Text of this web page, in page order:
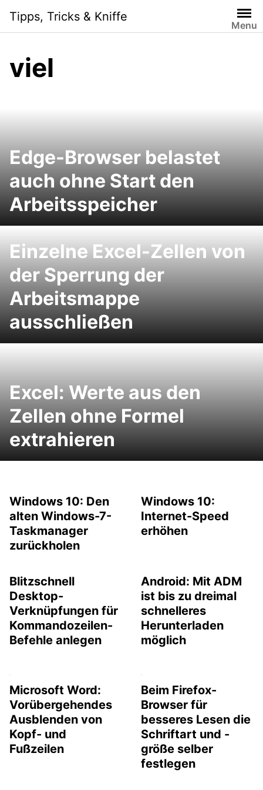
content
Tipps, Tricks & Kniffe
Menu
viel
Edge-Browser belastet
auch ohne Start den
Arbeitsspeicher
Einzelne Excel-Zellen von
der Sperrung der
Arbeitsmappe
ausschließen
Excel: Werte aus den
Zellen ohne Formel
extrahieren
Windows 10: Den
alten Windows-7-
Taskmanager
zurückholen
Windows 10:
Internet-Speed
erhöhen
Blitzschnell
Desktop-
Verknüpfungen für
Kommandozeilen-
Befehle anlegen
Android: Mit ADM
ist bis zu dreimal
schnelleres
Herunterladen
möglich
Microsoft Word:
Vorübergehendes
Ausblenden von
Kopf- und
Fußzeilen
Beim Firefox-
Browser für
besseres Lesen die
Schriftart und -
größe selber
festlegen